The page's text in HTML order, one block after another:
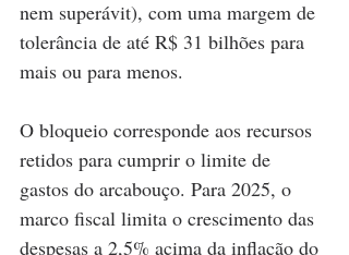
nem superávit), com uma margem de
tolerância de até R$ 31 bilhões para
mais ou para menos.
O bloqueio corresponde aos recursos
retidos para cumprir o limite de
gastos do arcabouço. Para 2025, o
marco fiscal limita o crescimento das
despesas a 2,5% acima da inflação do